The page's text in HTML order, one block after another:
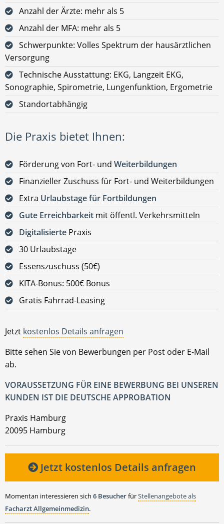
Anzahl der Ärzte: mehr als 5
Anzahl der MFA: mehr als 5
Schwerpunkte: Volles Spektrum der hausärztlichen
Versorgung
Technische Ausstattung: EKG, Langzeit EKG,
Sonographie, Spirometrie, Lungenfunktion, Ergometrie
Standortabhängig
Die Praxis bietet Ihnen:
Förderung von Fort- und Weiterbildungen
Finanzieller Zuschuss für Fort- und Weiterbildungen
Extra Urlaubstage für Fortbildungen
Gute Erreichbarkeit mit öffentl. Verkehrsmitteln
Digitalisierte Praxis
30 Urlaubstage
Essenszuschuss (50€)
KITA-Bonus: 500€ Bonus
Gratis Fahrrad-Leasing
Jetzt kostenlos Details anfragen
Bitte sehen Sie von Bewerbungen per Post oder E-Mail
ab.
VORAUSSETZUNG FÜR EINE BEWERBUNG BEI UNSEREN
KUNDEN IST DIE DEUTSCHE APPROBATION
Praxis Hamburg
20095 Hamburg
Jetzt kostenlos Details anfragen
Momentan interessieren sich 6 BesucherfürStellenangebote als
Facharzt Allgemeinmedizin.